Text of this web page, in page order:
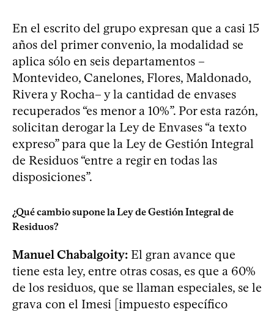
En el escrito del grupo expresan que a casi 15
años del primer convenio, la modalidad se
aplica sólo en seis departamentos –
Montevideo, Canelones, Flores, Maldonado,
Rivera y Rocha– y la cantidad de envases
recuperados “es menor a 10%”. Por esta razón,
solicitan derogar la Ley de Envases “a texto
expreso” para que la Ley de Gestión Integral
de Residuos “entre a regir en todas las
disposiciones”.
¿Qué cambio supone la Ley de Gestión Integral de
Residuos?
Manuel Chabalgoity: El gran avance que
tiene esta ley, entre otras cosas, es que a 60%
de los residuos, que se llaman especiales, se le
grava con el Imesi [impuesto específico